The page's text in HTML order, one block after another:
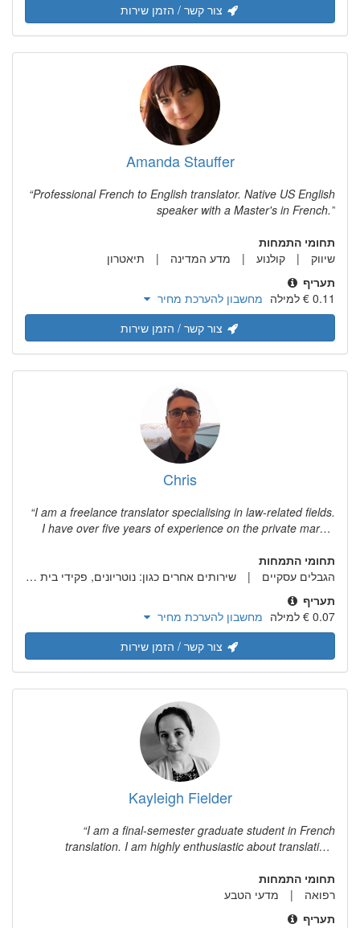
צור קשר / הזמן שירות
Amanda Stauffer
Professional French to English translator. Native US English
speaker with a Master's in French.
תחומי התמחות
שיווק
קולנוע מדע המדינה
תיאטרון
תעריף
מחשבון להערכת מחיר
צור קשר / הזמן שירות
Chris
I am a freelance translator specialising in law-related fields.
I have over five years of experience on the private market
the past two years.
תחומי התמחות
הגבלים עסקיים
שירותים אחרים כגון: נוטריונים, פקידי בית משפט, בוררים, מגשרים וכד'
תעריף
מחשבון להערכת מחיר
צור קשר / הזמן שירות
Kayleigh Fielder
I am a final-semester graduate student in French
translation. I am highly enthusiastic about translation,
more translation work.
תחומי התמחות
רפואה
מדעי הטבע
תעריף